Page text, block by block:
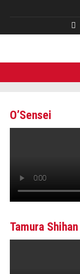
O’Sensei
Tamura Shihan